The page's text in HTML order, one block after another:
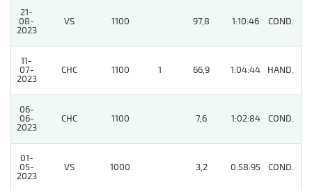
21-
08-
2023
VS 1100 97,8 1:10:46 COND.
11-
07-
2023
CHC 1100 1 66,9 1:04:44 HAND.
06-
06-
2023
CHC 1100 7,6 1:02:84 COND.
01-
05-
2023
VS 1000 3,2 0:58:95 COND.